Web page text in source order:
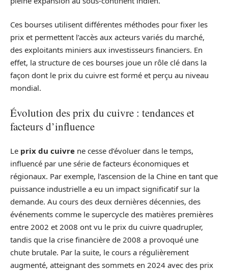
Ces bourses utilisent différentes méthodes pour fixer les
prix et permettent l’accès aux acteurs variés du marché,
des exploitants miniers aux investisseurs financiers. En
effet, la structure de ces bourses joue un rôle clé dans la
façon dont le prix du cuivre est formé et perçu au niveau
mondial.
Évolution des prix du cuivre : tendances et
facteurs d’influence
Le prix du cuivre ne cesse d’évoluer dans le temps,
influencé par une série de facteurs économiques et
régionaux. Par exemple, l’ascension de la Chine en tant que
puissance industrielle a eu un impact significatif sur la
demande. Au cours des deux dernières décennies, des
événements comme le supercycle des matières premières
entre 2002 et 2008 ont vu le prix du cuivre quadrupler,
tandis que la crise financière de 2008 a provoqué une
chute brutale. Par la suite, le cours a régulièrement
augmenté, atteignant des sommets en 2024 avec des prix